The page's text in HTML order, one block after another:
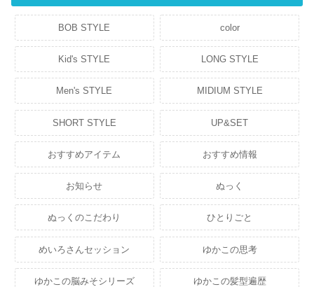
BOB STYLE color
Kid's STYLE LONG STYLE
Men's STYLE MIDIUM STYLE
SHORT STYLE UP&SET
おすすめアイテム おすすめ情報
お知らせ ぬっく
ぬっくのこだわり ひとりごと
めいろさんセッション ゆかこの思考
ゆかこの脳みそシリーズ ゆかこの髪型遍歴